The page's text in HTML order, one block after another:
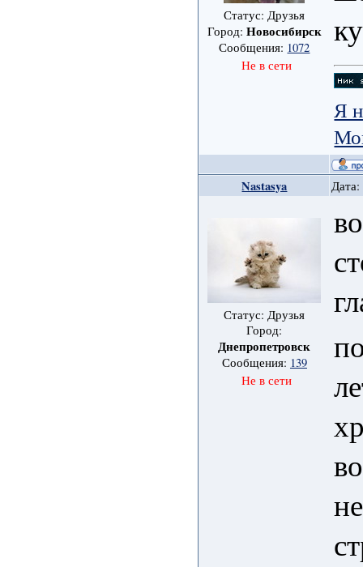
Статус: Друзья
Город: Новосибирск
Сообщения: 1072
Не в сети
Я
Nastasya Дата:
Статус: Друзья
Город:
Днепропетровск
Сообщения: 139
Не в сети